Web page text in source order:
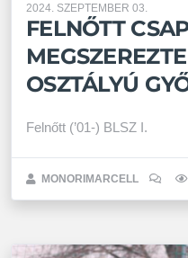
2024. SZEPTEMBER 03.
FELNŐTT
OSZTÁLYÚ
Felnőtt (’01-) BLSZ I.
MONORIMARCELL